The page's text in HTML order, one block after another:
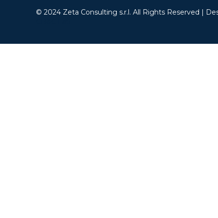
© 2024 Zeta Consulting s.r.l. All Rights Reserved |